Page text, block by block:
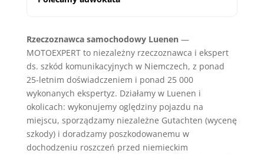
Rzeczoznawca samochodowy Luenen—
MOTOEXPERT to niezależny rzeczoznawca i ekspert
ds. szkód komunikacyjnych w Niemczech, z ponad
25-letnim doświadczeniem i ponad 25 000
wykonanych ekspertyz. Działamy w Luenen i
okolicach: wykonujemy oględziny pojazdu na
miejscu, sporządzamy niezależne Gutachten (wycenę
szkody) i doradzamy poszkodowanemu w
dochodzeniu roszczeń przed niemieckim